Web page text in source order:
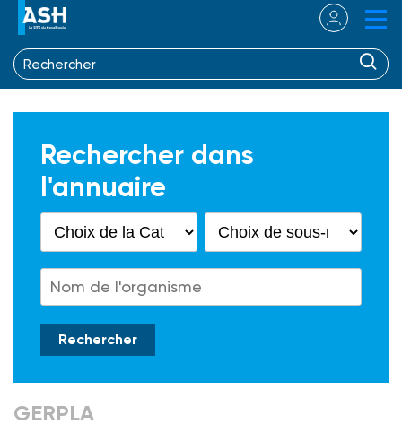
Rechercher dans
l'annuaire
GERPLA